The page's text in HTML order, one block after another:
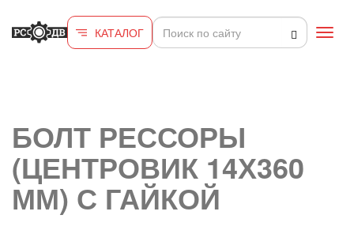
КАТАЛОГ
БОЛТ РЕССОРЫ
(ЦЕНТРОВИК 14Х360
ММ) С ГАЙКОЙ